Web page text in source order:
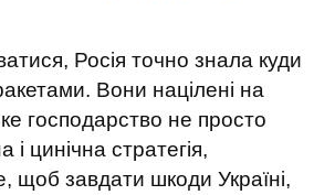
Росія точно знала куди
Вони націлені на
господарство не просто
цинічна стратегія,
щоб завдати шкоди Україні,